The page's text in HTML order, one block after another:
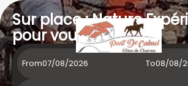
Sur place : Nature
pour vous guider
From To